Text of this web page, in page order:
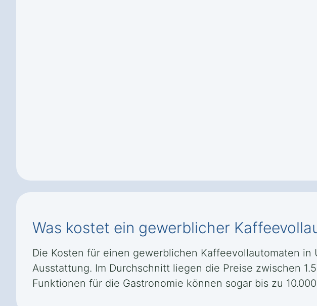
Was kostet ein gewerblicher
Die Kosten für einen gewerblichen Kaffeevollautomaten
Ausstattung. Im Durchschnitt liegen die Preise zwischen
Funktionen für die Gastronomie können sogar bis zu